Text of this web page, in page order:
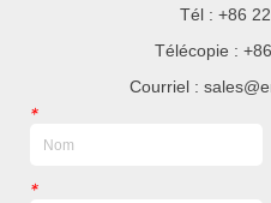
Tél : +86
Télécopie :
Courriel :
*
*